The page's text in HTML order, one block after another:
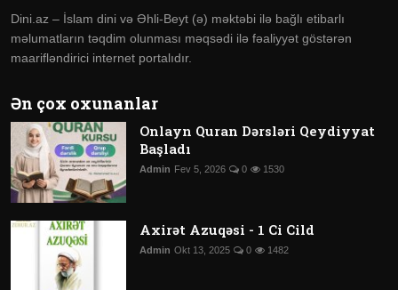
Dini.az – İslam dini və Əhli-Beyt (ə) məktəbi ilə bağlı etibarlı
məlumatların təqdim olunması məqsədi ilə fəaliyyət göstərən
maarifləndirici internet portalıdır.
Ən çox oxunanlar
Onlayn Quran Dərsləri Qeydiyyat
Başladı
Admin Fev 5, 2026 0 1530
Axirət Azuqəsi - 1 Ci Cild
Admin Okt 13, 2025 0 1482